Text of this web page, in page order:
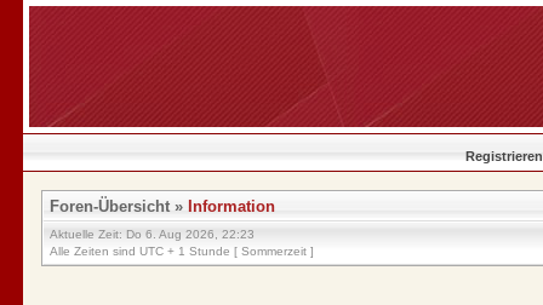
Registrieren
Foren-Übersicht» Information
Aktuelle Zeit: Do 6. Aug 2026, 22:23
Alle Zeiten sind UTC + 1 Stunde [ Sommerzeit ]